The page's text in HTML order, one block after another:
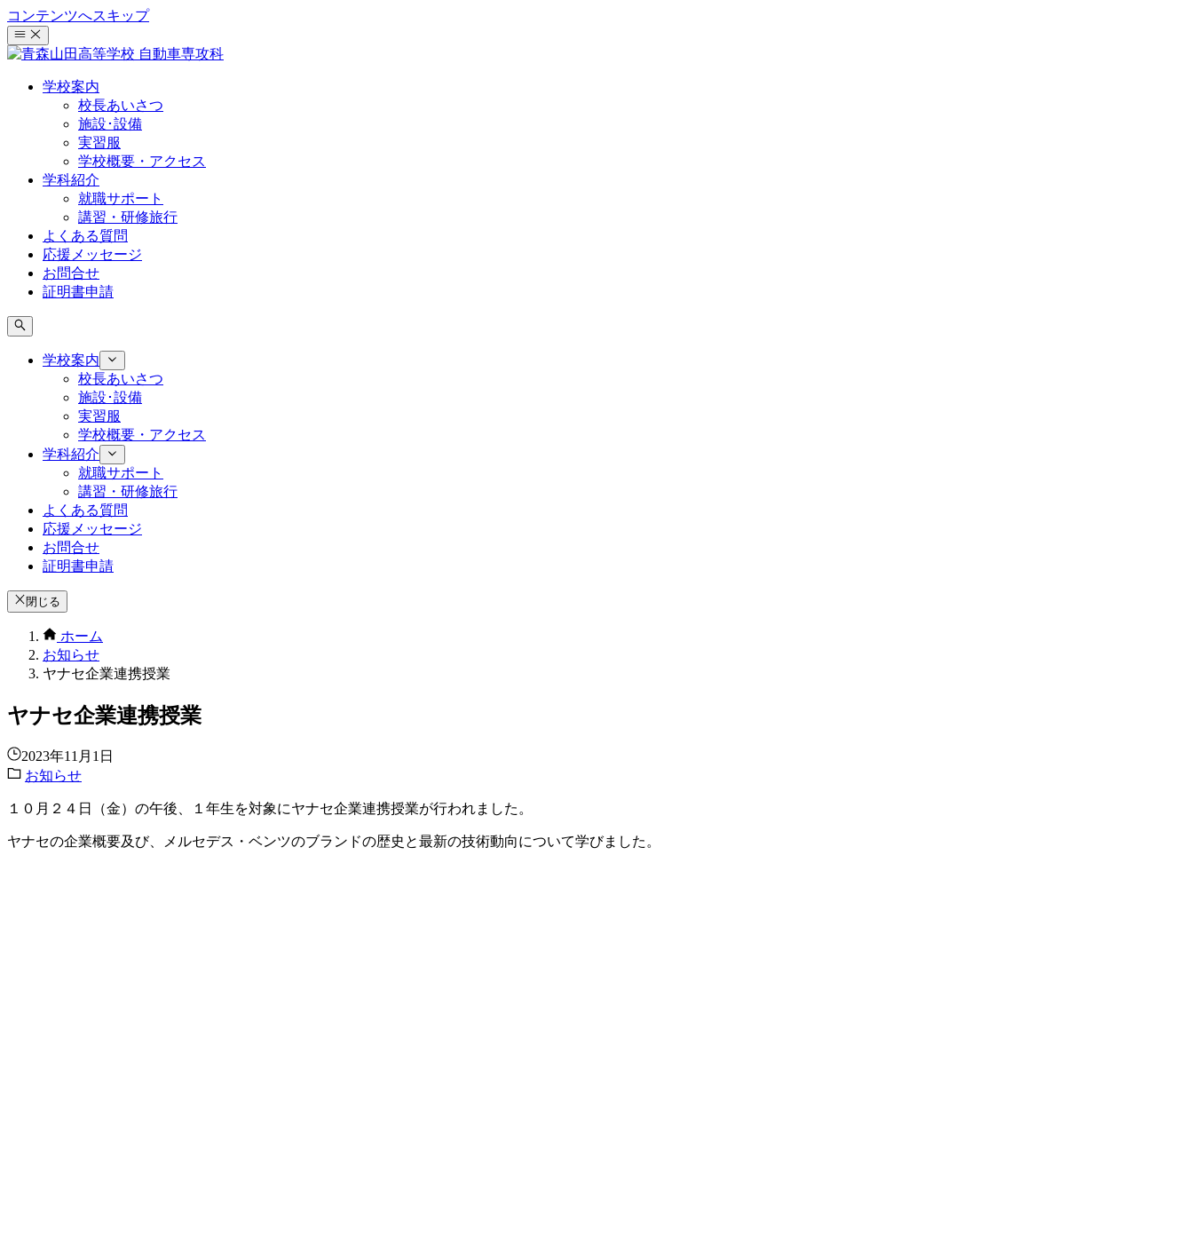
コンテンツへスキップ
学校案内
校長あいさつ
施設･設備
実習服
学校概要・アクセス
学科紹介
就職サポート
講習・研修旅行
よくある質問
応援メッセージ
お問合せ
証明書申請
学校案内
校長あいさつ
施設･設備
実習服
学校概要・アクセス
学科紹介
就職サポート
講習・研修旅行
よくある質問
応援メッセージ
お問合せ
証明書申請
閉じる
ホーム
お知らせ
ヤナセ企業連携授業
ヤナセ企業連携授業
2023年11月1日
お知らせ
１０月２４日（金）の午後、１年生を対象にヤナセ企業連携授業が行われました。
ヤナセの企業概要及び、メルセデス・ベンツのブランドの歴史と最新の技術動向について学びました。